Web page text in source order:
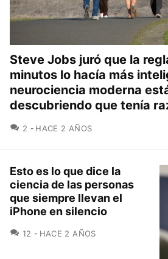
Steve Jobs juró que la
minutos lo hacía más
neurociencia moderna
descubriendo que tenía
2 COMENTARIOS
HACE 2 AÑOS
Esto es lo que dice la
ciencia de las personas
que siempre llevan el
iPhone en silencio
12 COMENTARIOS
HACE 2 AÑOS